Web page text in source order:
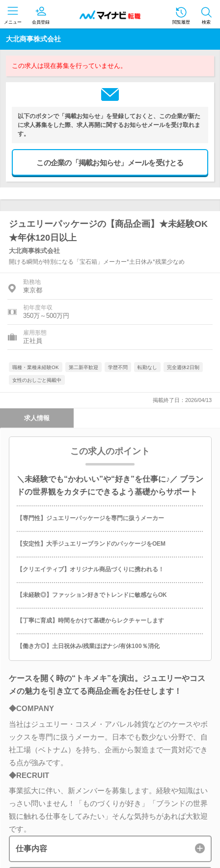
メニュー 会員登録 閲覧履歴 検索
大北商事株式会社
この求人は現在募集を行っていません。
以下のボタンで「掲載お知らせ」を登録しておくと、この企業が新た
に求人募集をした際、求人再開に関するお知らせメールを受け取れま
す。
この企業の「掲載お知らせ」メールを受けとる
ジュエリーパッケージの【商品企画】★未経験OK
★年休120日以上
大北商事株式会社
開ける瞬間が特別になる「宝石箱」メーカー*土日休み*残業少なめ
勤務地
東京都
初年度年収
350万～500万円
雇用形態
正社員
職種・業種未経験OK 第二新卒歓迎 学歴不問 転勤なし 完全週休2日制
女性のおしごと掲載中
掲載終了日：2026/04/13
求人情報
この求人のポイント
＼未経験でも“かわいい”や“好き”を仕事に♪／ ブラン
ドの世界観をカタチにできるよう基礎からサポート
【専門性】ジュエリーパッケージを専門に扱うメーカー
【安定性】大手ジュエリーブランドのパッケージをOEM
【クリエイティブ】オリジナル商品づくりに携われる！
【未経験◎】ファッション好きでトレンドに敏感ならOK
【丁寧に育成】時間をかけて基礎からレクチャーします
【働き方◎】土日祝休み/残業ほぼナシ/有休100％消化
ケースを開く時の“トキメキ”を演出。ジュエリーやコス
メの魅力を引き立てる商品企画をお任せします！
◆COMPANY
当社はジュエリー・コスメ・アパレル雑貨などのケースやボ
ックスを専門に扱うメーカー。日本でも数少ない分野で、自
社工場（ベトナム）を持ち、企画から製造まで一貫対応でき
る点が強みです。
◆RECRUIT
事業拡大に伴い、新メンバーを募集します。経験や知識はい
っさい問いません！「ものづくりが好き」「ブランドの世界
観に触れる仕事をしてみたい」そんな気持ちがあれば大歓迎
です。
仕事内容